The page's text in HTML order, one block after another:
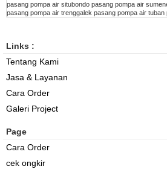
pasang pompa air situbondo pasang pompa air
pasang pompa air trenggalek pasang pompa air tuban
Links :
Tentang Kami
Jasa & Layanan
Cara Order
Galeri Project
Page
Cara Order
cek ongkir